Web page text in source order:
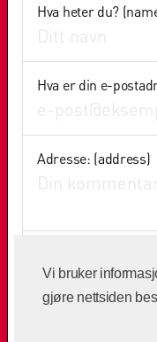
Vi bruker
gjøre nettsiden
Hva heter du?
Hva er din e-
Adresse: (address)